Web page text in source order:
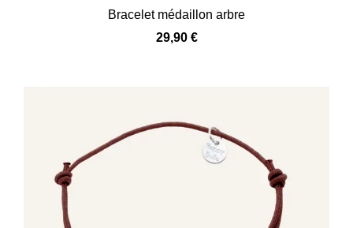
Bracelet médaillon arbre
29,90 €